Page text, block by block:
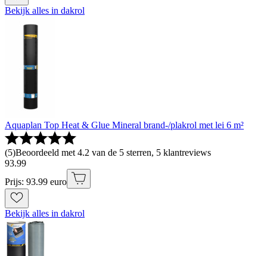
Bekijk alles in dakrol
Aquaplan Top Heat & Glue Mineral brand-/plakrol met lei 6 m²
(5)Beoordeeld met 4.2 van de 5 sterren, 5 klantreviews
93.99
Prijs: 93.99 euro
Bekijk alles in dakrol